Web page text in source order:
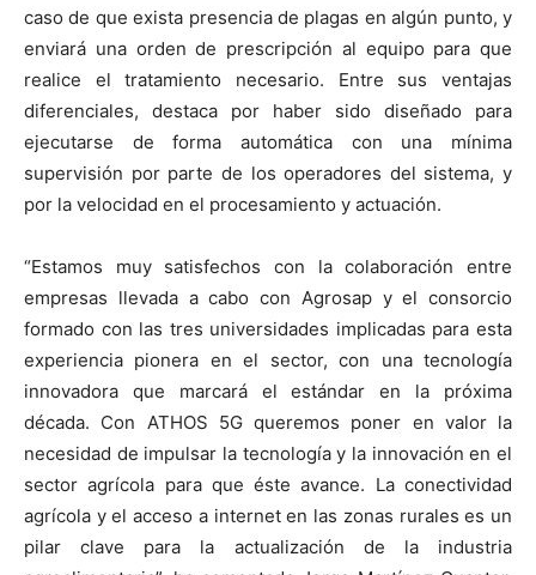
caso de que exista presencia de plagas en algún punto, y
enviará una orden de prescripción al equipo para que
realice el tratamiento necesario. Entre sus ventajas
diferenciales, destaca por haber sido diseñado para
ejecutarse de forma automática con una mínima
supervisión por parte de los operadores del sistema, y
por la velocidad en el procesamiento y actuación.
“Estamos muy satisfechos con la colaboración entre
empresas llevada a cabo con Agrosap y el consorcio
formado con las tres universidades implicadas para esta
experiencia pionera en el sector, con una tecnología
innovadora que marcará el estándar en la próxima
década. Con ATHOS 5G queremos poner en valor la
necesidad de impulsar la tecnología y la innovación en el
sector agrícola para que éste avance. La conectividad
agrícola y el acceso a internet en las zonas rurales es un
pilar clave para la actualización de la industria